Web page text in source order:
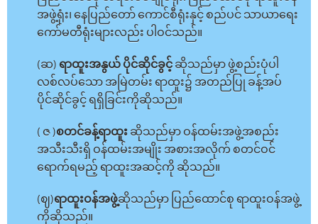
အဖွဲ့ရုံး၊ နေပြည်တော် ကောင်စီရုံးနှင့် စည်ပင် သာယာရေး
ကော်မတီရုံးများလည်း ပါဝင်သည်။
(ဆ) ရာထူးအနွယ် ပိုင်ဆိုင်ခွင့် ဆိုသည်မှာ ဖွဲ့စည်းပုံပါ
လစ်လပ်သော အမြဲတမ်း ရာထူး၌ အတည်ပြု ခန့်အပ်
ပိုင်ဆိုင်ခွင့် ရရှိခြင်းကိုဆိုသည်။
( ဇ )စတင်ခန့်ရာထူး ဆိုသည်မှာ ဝန်ထမ်းအဖွဲ့အစည်း
အသီးသီးရှိ ဝန်ထမ်းအမျိုး အစားအလိုက် စတင်ဝင်
ရောက်ရမည့် ရာထူးအဆင့်ကို ဆိုသည်။
(ဈ)ရာထူးဝန်အဖွဲ့ဆိုသည်မှာ ပြည်ထောင်စု ရာထူးဝန်အဖွဲ့
ကိုဆိုသည်။